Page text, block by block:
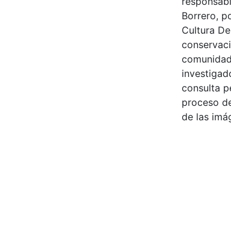
Borrero,
Cultura
consulta
proceso
de las